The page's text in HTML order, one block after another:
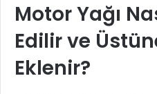
Motor Yağı
Edilir ve
Eklenir?